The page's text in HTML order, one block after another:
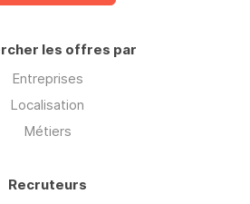
les offres par
Entreprises
Localisation
Métiers
Recruteurs